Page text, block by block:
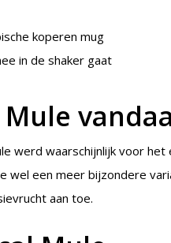
koperen mug
in de shaker gaat
werd waarschijnlijk voor
wel een meer bijzondere
aan toe.